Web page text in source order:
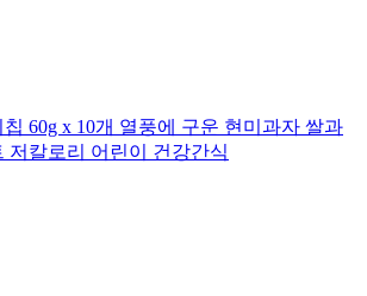
60g x 10개 열풍에 구운 현미과자 쌀과
저칼로리 어린이 건강간식